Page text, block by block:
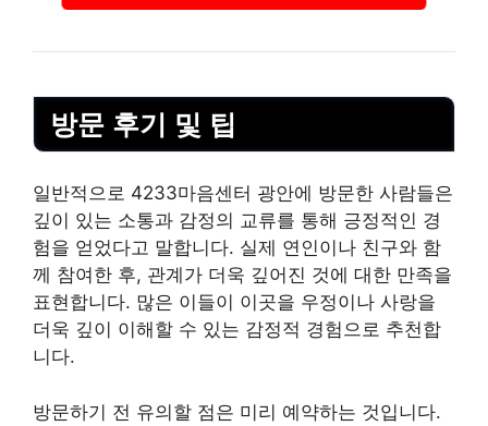
방문 후기 및 팁
일반적으로 4233마음센터 광안에 방문한 사람들은
깊이 있는 소통과 감정의 교류를 통해 긍정적인 경
험을 얻었다고 말합니다. 실제 연인이나 친구와 함
께 참여한 후, 관계가 더욱 깊어진 것에 대한 만족을
표현합니다. 많은 이들이 이곳을 우정이나 사랑을
더욱 깊이 이해할 수 있는 감정적 경험으로 추천합
니다.
방문하기 전 유의할 점은 미리 예약하는 것입니다.